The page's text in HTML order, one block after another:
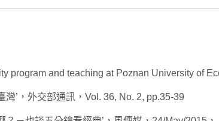
program and teaching at Poznan University of
灣’，外交部通訊，Vol. 36, No. 2, pp.35-39